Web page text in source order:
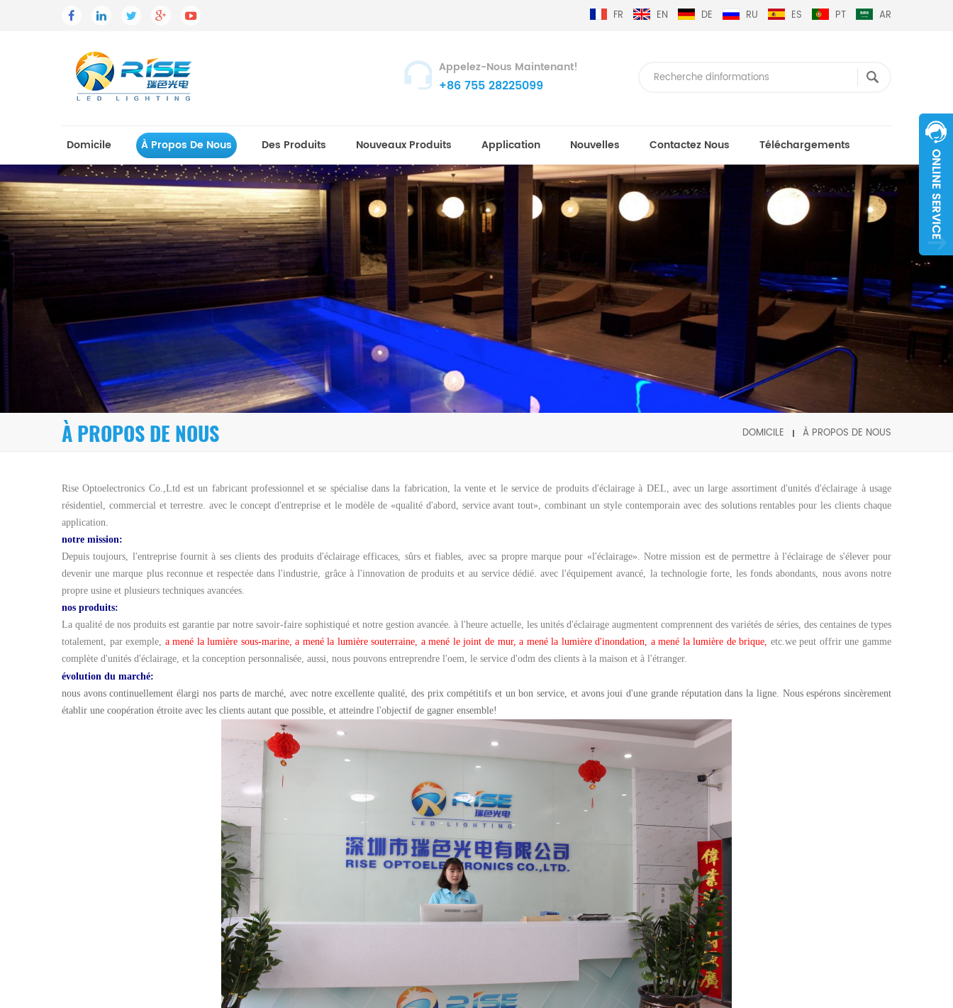
FR EN DE RU ES PT AR
Appelez-Nous Maintenant!
+86 755 28225099
Domicile À Propos De Nous Des Produits Nouveaux Produits Application Nouvelles Contactez Nous Téléchargements
À PROPOS DE NOUS DOMICILE À PROPOS DE NOUS
Rise Optoelectronics Co.,Ltd est un fabricant professionnel et se spécialise dans la fabrication, la vente et le service de produits d'éclairage à DEL, avec un large assortiment d'unités d'éclairage à usage
résidentiel, commercial et terrestre. avec le concept d'entreprise et le modèle de «qualité d'abord, service avant tout», combinant un style contemporain avec des solutions rentables pour les clients chaque
application.
notre mission:
Depuis toujours, l'entreprise fournit à ses clients des produits d'éclairage efficaces, sûrs et fiables, avec sa propre marque pour «l'éclairage». Notre mission est de permettre à l'éclairage de s'élever pour
devenir une marque plus reconnue et respectée dans l'industrie, grâce à l'innovation de produits et au service dédié. avec l'équipement avancé, la technologie forte, les fonds abondants, nous avons notre
propre usine et plusieurs techniques avancées.
nos produits:
La qualité de nos produits est garantie par notre savoir-faire sophistiqué et notre gestion avancée. à l'heure actuelle, les unités d'éclairage augmentent comprennent des variétés de séries, des centaines de types
totalement, par exemple, a mené la lumière sous-marine, a mené la lumière souterraine, a mené le joint de mur, a mené la lumière d'inondation, a mené la lumière de brique, etc.we peut offrir une gamme
complète d'unités d'éclairage, et la conception personnalisée, aussi, nous pouvons entreprendre l'oem, le service d'odm des clients à la maison et à l'étranger.
évolution du marché:
nous avons continuellement élargi nos parts de marché, avec notre excellente qualité, des prix compétitifs et un bon service, et avons joui d'une grande réputation dans la ligne. Nous espérons sincèrement
établir une coopération étroite avec les clients autant que possible, et atteindre l'objectif de gagner ensemble!